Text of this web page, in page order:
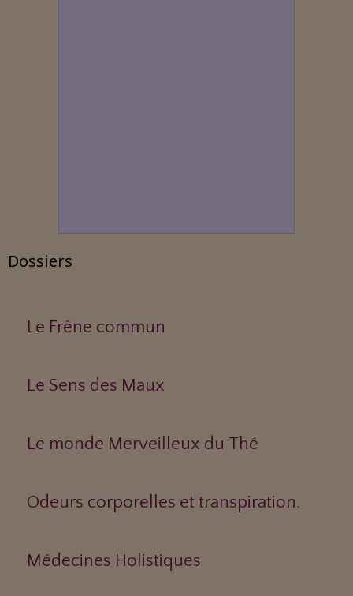
Dossiers
Le Frêne commun
Le Sens des Maux
Le monde Merveilleux du Thé
Odeurs corporelles et transpiration.
Médecines Holistiques